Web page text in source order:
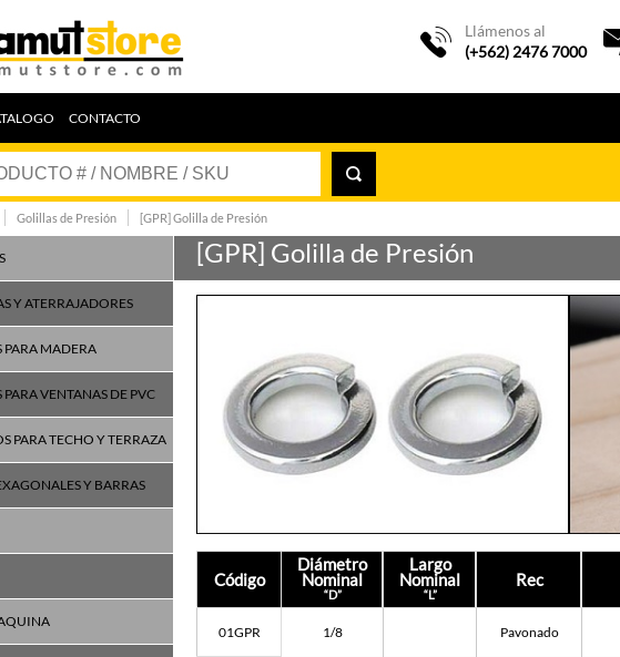
Llámenos al
(+562) 2476 7000
CONTACTO
Golillas de Presión [GPR] Golilla de Presión
Y ATERRAJADORES
PARA MADERA
VENTANAS DE PVC
PARA TECHO Y TERRAZA
Y BARRAS
[GPR] Golilla de Presión
Código
Diámetro
Nominal
“D”
Largo
Nominal
“L”
Rec
01GPR 1/8 Pavonado